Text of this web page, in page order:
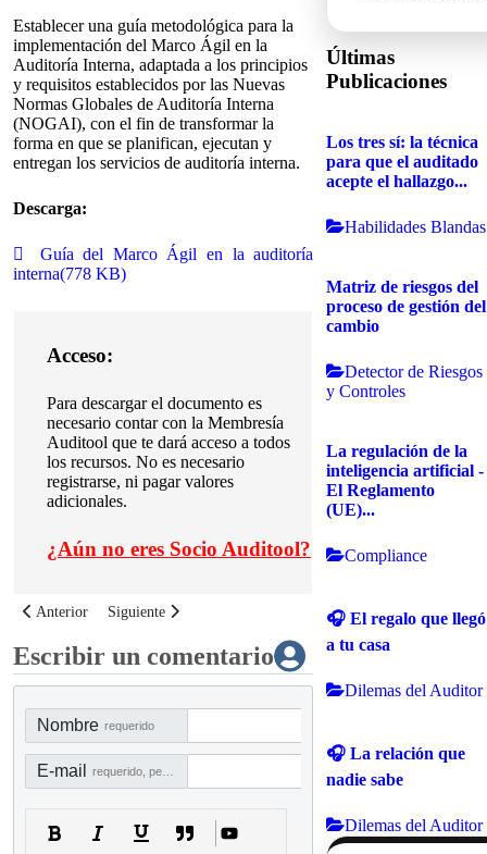
Establecer una guía metodológica para la
implementación del Marco Ágil en la
Auditoría Interna, adaptada a los principios
y requisitos establecidos por las Nuevas
Normas Globales de Auditoría Interna
(NOGAI), con el fin de transformar la
forma en que se planifican, ejecutan y
entregan los servicios de auditoría interna.
Descarga:
pdf
Guía del Marco Ágil en la auditoría
interna(778 KB)
Acceso:
Para descargar el documento es
necesario contar con la Membresía
Auditool que te dará acceso a todos
los recursos. No es necesario
registrarse, ni pagar valores
adicionales.
¿Aún no eres Socio Auditool?
Artículo anterior: C-EVR 001 Definición de categorías de impacto y
Anterior Artículo siguiente: Guía para abordar la función de auditoría
Siguiente
Escribir un comentario
Nombre requerido
E-mail
Últimas
Publicaciones
Los tres sí: la técnica
para que el auditado
acepte el hallazgo...
Habilidades Blandas
Matriz de riesgos del
proceso de gestión del
cambio
Detector de Riesgos
y Controles
La regulación de la
inteligencia artificial -
El Reglamento
(UE)...
Compliance
🎧 El regalo que llegó
a tu casa
Dilemas del Auditor
🎧 La relación que
nadie sabe
Dilemas del Auditor